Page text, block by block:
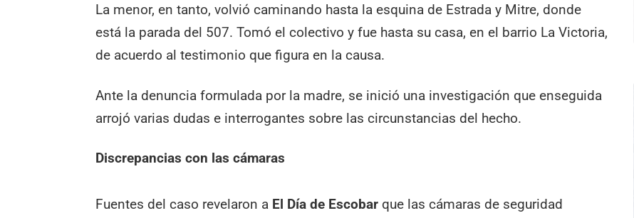
La menor, en tanto, volvió caminando hasta la esquina de Estrada y Mitre, donde
está la parada del 507. Tomó el colectivo y fue hasta su casa, en el barrio La Victoria,
de acuerdo al testimonio que figura en la causa.
Ante la denuncia formulada por la madre, se inició una investigación que enseguida
arrojó varias dudas e interrogantes sobre las circunstancias del hecho.
Discrepancias con las cámaras
Fuentes del caso revelaron a El Día de Escobar que las cámaras de seguridad